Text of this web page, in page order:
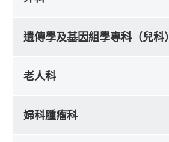
遺傳學及基因組學專科（兒科）
老人科
婦科腫瘤科